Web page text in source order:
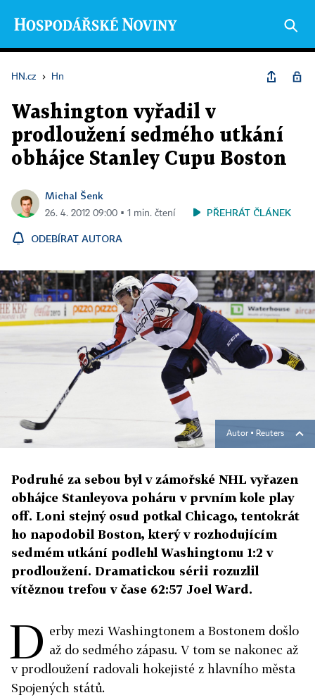
HN.cz › Hn
Washington vyřadil v
prodloužení sedmého utkání
obhájce Stanley Cupu Boston
Michal Šenk
26. 4. 2012 09:00 ▪ 1 min. čtení PŘEHRÁT ČLÁNEK
ODEBÍRAT AUTORA
Autor ▪ Reuters
Podruhé za sebou byl v zámořské NHL vyřazen
obhájce Stanleyova poháru v prvním kole play
off. Loni stejný osud potkal Chicago, tentokrát
ho napodobil Boston, který v rozhodujícím
sedmém utkání podlehl Washingtonu 1:2 v
prodloužení. Dramatickou sérii rozuzlil
vítěznou trefou v čase 62:57 Joel Ward.
D erby mezi Washingtonem a Bostonem došlo
až do sedmého zápasu. V tom se nakonec až
v prodloužení radovali hokejisté z hlavního města
Spojených států.